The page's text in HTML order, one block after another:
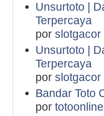
Unsurtoto |
Terpercaya
por slotgacor
Unsurtoto |
Terpercaya
por slotgacor
Bandar Toto
por